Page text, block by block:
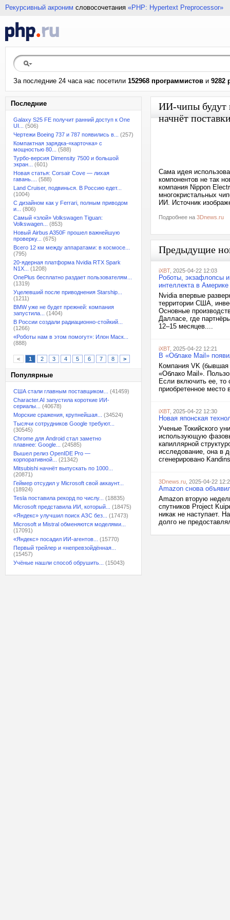
Рекурсивный акроним словосочетания «PHP: Hypertext Preprocessor»
За последние 24 часа нас посетили 152968 программистов и 9282
Последние
Galaxy S25 FE получит ранний доступ к One
UI...
(506)
Чертежи Boeing 737 и 787 появились в...
(257)
Компактная зарядка-«карточка» с
мощностью 80...
(588)
Турбо-версия Dimensity 7500 и большой
экран...
(601)
Новая статья: Corsair Cove — лихая
гавань....
(588)
Land Cruiser, подвинься. В Россию едет...
(1004)
С дизайном как у Ferrari, полным приводом
и...
(806)
Самый «злой» Volkswagen Tiguan:
Volkswagen...
(853)
Новый Airbus A350F прошел важнейшую
проверку...
(675)
Всего 12 км между аппаратами: в космосе...
(795)
20-ядерная платформа Nvidia RTX Spark
N1X...
(1208)
OnePlus бесплатно раздает пользователям...
(1319)
Уцелевший после приводнения Starship...
(1211)
BMW уже не будет прежней: компания
запустила...
(1404)
В России создали радиационно-стойкий...
(1266)
«Роботы нам в этом помогут»: Илон Маск...
(888)
< 1 2 3 4 5 6 7 8 >
Популярные
США стали главным поставщиком...
(41459)
Character.AI запустила короткие ИИ-
сериалы...
(40678)
Морские сражения, крупнейшая...
(34524)
Тысячи сотрудников Google требуют...
(30545)
Chrome для Android стал заметно
плавнее: Google...
(24585)
Вышел релиз OpenIDE Pro —
корпоративной...
(21342)
Mitsubishi начнёт выпускать по 1000...
(20871)
Геймер отсудил у Microsoft свой аккаунт...
(18924)
Tesla поставила рекорд по числу...
(18835)
Microsoft представила ИИ, который...
(18475)
«Яндекс» улучшил поиск АЗС без...
(17473)
Microsoft и Mistral обменяются моделями...
(17091)
«Яндекс» посадил ИИ-агентов...
(15770)
Первый трейлер и «непревзойдённая...
(15457)
Учёные нашли способ обрушить...
(15043)
ИИ-чипы будут
начнёт
Сама идея
компонентов не так
компания Nippon
многокристальных
ИИ. Источник
Подробнее на 3Dnews.ru
Предыдущие
iXBT, 2025-04-22 12:03
Роботы, экзафлопсы
интеллекта в Америке
Nvidia впервые
территории США,
Основные
Далласе, где
12–15 месяцев....
iXBT, 2025-04-22 12:21
В «Облаке Mail»
Компания VK (бывшая
«Облако Mail».
Если включить ее, то
приобретенное
iXBT, 2025-04-22 12:30
Новая японская
Ученые Токийского
использующую
капиллярной
исследование, она в
сгенерировано
3Dnews.ru , 2025-04-22
Amazon снова
Amazon вторую
спутников Project
никак не наступает.
долго не